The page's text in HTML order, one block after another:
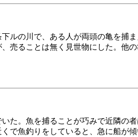
ルの川で、ある人が両頭の亀を捕
売ることは無く見世物にした。他
た。魚を捕ることが巧みで近隣の
で魚釣りをしていると、急に船が